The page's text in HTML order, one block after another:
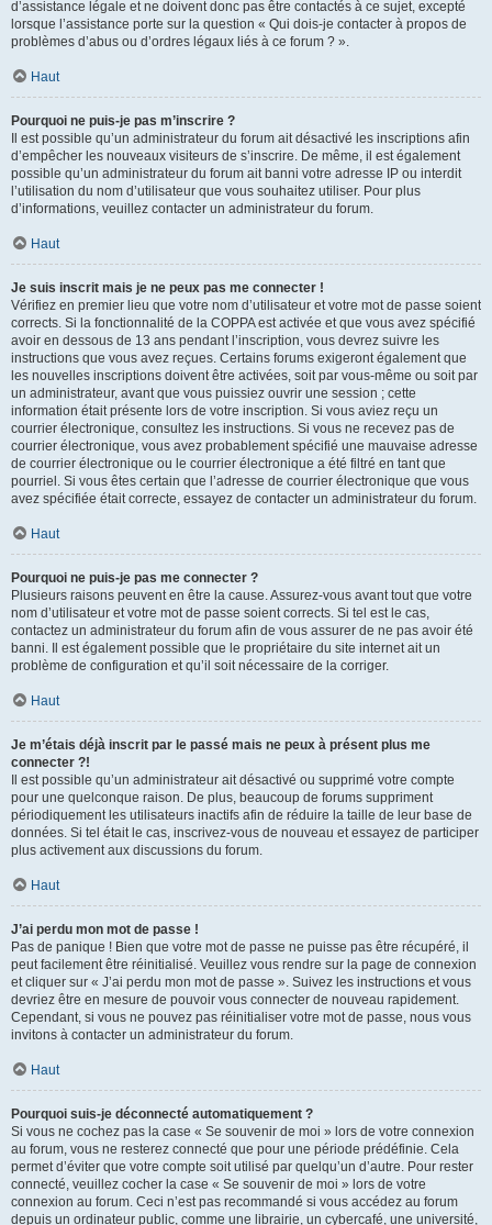
d’assistance légale et ne doivent donc pas être contactés à ce sujet, excepté
lorsque l’assistance porte sur la question « Qui dois-je contacter à propos de
problèmes d’abus ou d’ordres légaux liés à ce forum ? ».
Haut
Pourquoi ne puis-je pas m’inscrire ?
Il est possible qu’un administrateur du forum ait désactivé les inscriptions afin
d’empêcher les nouveaux visiteurs de s’inscrire. De même, il est également
possible qu’un administrateur du forum ait banni votre adresse IP ou interdit
l’utilisation du nom d’utilisateur que vous souhaitez utiliser. Pour plus
d’informations, veuillez contacter un administrateur du forum.
Haut
Je suis inscrit mais je ne peux pas me connecter !
Vérifiez en premier lieu que votre nom d’utilisateur et votre mot de passe soient
corrects. Si la fonctionnalité de la COPPA est activée et que vous avez spécifié
avoir en dessous de 13 ans pendant l’inscription, vous devrez suivre les
instructions que vous avez reçues. Certains forums exigeront également que
les nouvelles inscriptions doivent être activées, soit par vous-même ou soit par
un administrateur, avant que vous puissiez ouvrir une session ; cette
information était présente lors de votre inscription. Si vous aviez reçu un
courrier électronique, consultez les instructions. Si vous ne recevez pas de
courrier électronique, vous avez probablement spécifié une mauvaise adresse
de courrier électronique ou le courrier électronique a été filtré en tant que
pourriel. Si vous êtes certain que l’adresse de courrier électronique que vous
avez spécifiée était correcte, essayez de contacter un administrateur du forum.
Haut
Pourquoi ne puis-je pas me connecter ?
Plusieurs raisons peuvent en être la cause. Assurez-vous avant tout que votre
nom d’utilisateur et votre mot de passe soient corrects. Si tel est le cas,
contactez un administrateur du forum afin de vous assurer de ne pas avoir été
banni. Il est également possible que le propriétaire du site internet ait un
problème de configuration et qu’il soit nécessaire de la corriger.
Haut
Je m’étais déjà inscrit par le passé mais ne peux à présent plus me
connecter ?!
Il est possible qu’un administrateur ait désactivé ou supprimé votre compte
pour une quelconque raison. De plus, beaucoup de forums suppriment
périodiquement les utilisateurs inactifs afin de réduire la taille de leur base de
données. Si tel était le cas, inscrivez-vous de nouveau et essayez de participer
plus activement aux discussions du forum.
Haut
J’ai perdu mon mot de passe !
Pas de panique ! Bien que votre mot de passe ne puisse pas être récupéré, il
peut facilement être réinitialisé. Veuillez vous rendre sur la page de connexion
et cliquer sur « J’ai perdu mon mot de passe ». Suivez les instructions et vous
devriez être en mesure de pouvoir vous connecter de nouveau rapidement.
Cependant, si vous ne pouvez pas réinitialiser votre mot de passe, nous vous
invitons à contacter un administrateur du forum.
Haut
Pourquoi suis-je déconnecté automatiquement ?
Si vous ne cochez pas la case « Se souvenir de moi » lors de votre connexion
au forum, vous ne resterez connecté que pour une période prédéfinie. Cela
permet d’éviter que votre compte soit utilisé par quelqu’un d’autre. Pour rester
connecté, veuillez cocher la case « Se souvenir de moi » lors de votre
connexion au forum. Ceci n’est pas recommandé si vous accédez au forum
depuis un ordinateur public, comme une librairie, un cybercafé, une université,